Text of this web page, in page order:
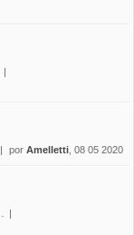
por Amelletti , 08 05 2020